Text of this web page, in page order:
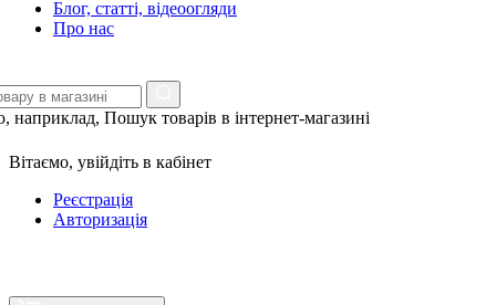
Блог, статті, відеоогляди
Про нас
наприклад, Пошук товарів в інтернет-магазині
Вітаємо, увійдіть в кабінет
Реєстрація
Авторизація